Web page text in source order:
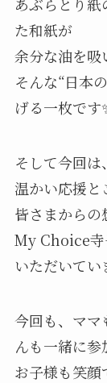
た和紙が
余分な油を吸
そんな“日本
げる一枚です
そして今回は
温かい応援と
皆さまからの
My Choice寺
いただいてい
今回も、ママ
んも一緒に参
お子様も笑顔